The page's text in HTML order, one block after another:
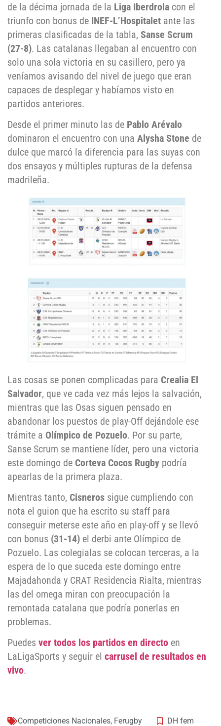
de la décima jornada de la Liga Iberdrola con el
triunfo con bonus de INEF-L’Hospitalet ante las
primeras clasificadas de la tabla, Sanse Scrum
(27-8). Las catalanas llegaban al encuentro con
solo una sola victoria en su casillero, pero ya
veníamos avisando del nivel de juego que eran
capaces de desplegar y habíamos visto en
partidos anteriores.
Desde el primer minuto las de Pablo Arévalo
dominaron el encuentro con una Alysha Stone de
dulce que marcó la diferencia para las suyas con
dos ensayos y múltiples rupturas de la defensa
madrileña.
Las cosas se ponen complicadas para Crealia El
Salvador, que ve cada vez más lejos la salvación,
mientras que las Osas siguen pensado en
abandonar los puestos de play-Off dejándole ese
trámite a Olímpico de Pozuelo. Por su parte,
Sanse Scrum se mantiene líder, pero una victoria
este domingo de Corteva Cocos Rugby podría
apearlas de la primera plaza.
Mientras tanto, Cisneros sigue cumpliendo con
nota el guion que ha escrito su staff para
conseguir meterse este año en play-off y se llevó
con bonus (31-14) el derbi ante Olímpico de
Pozuelo. Las colegialas se colocan terceras, a la
espera de lo que suceda este domingo entre
Majadahonda y CRAT Residencia Rialta, mientras
las del omega miran con preocupación la
remontada catalana que podría ponerlas en
problemas.
Puedes ver todos los partidos en directo en
LaLigaSports y seguir el carrusel de resultados en
vivo.
Competiciones Nacionales, Ferugby DH fem